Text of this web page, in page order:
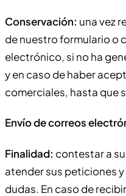
Conservación: una vez
de nuestro formulario o
electrónico, si no ha
y en caso de haber
comerciales, hasta que
Envío de correos
Finalidad: contestar a
atender sus peticiones
dudas. En caso de